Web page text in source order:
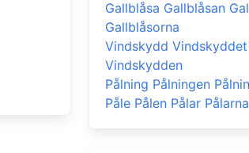
Gallblåsa Gallblåsan
Gallblåsorna
Vindskydd
Vindskydden
Pålning Pålningen
Påle Pålen Pålar Pålarna